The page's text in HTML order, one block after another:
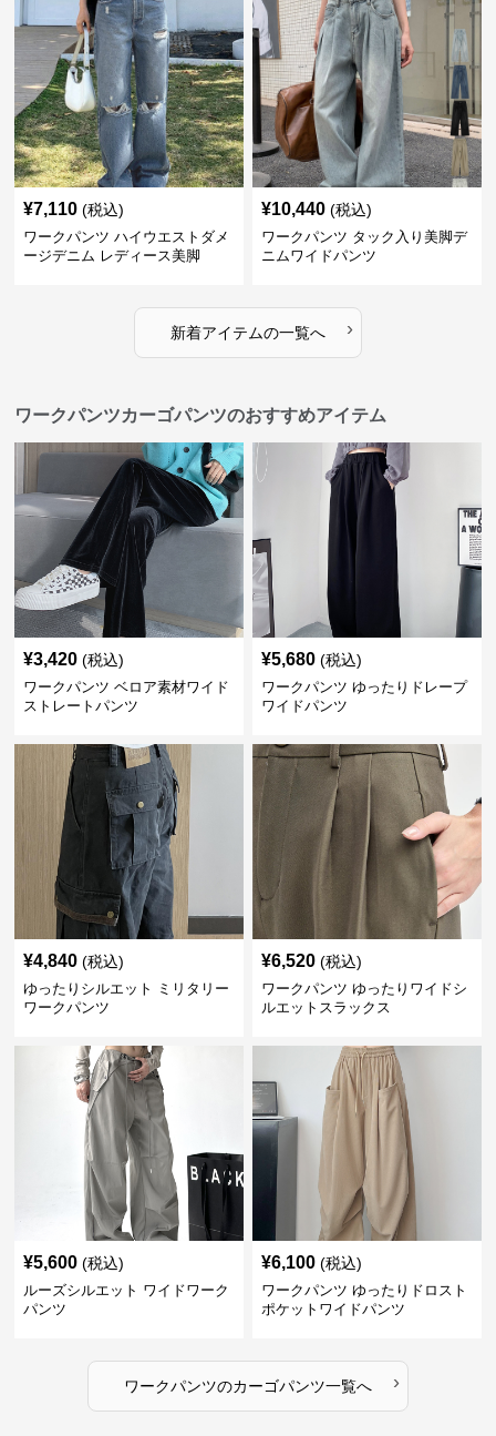
¥7,110 (税込)
ワークパンツ ハイウエストダメ
ージデニム レディース美脚
¥10,440 (税込)
ワークパンツ タック入り美脚デ
ニムワイドパンツ
新着アイテムの一覧へ ›
ワークパンツカーゴパンツのおすすめアイテム
¥3,420 (税込)
ワークパンツ ベロア素材ワイド
ストレートパンツ
¥5,680 (税込)
ワークパンツ ゆったりドレープ
ワイドパンツ
¥4,840 (税込)
ゆったりシルエット ミリタリー
ワークパンツ
¥6,520 (税込)
ワークパンツ ゆったりワイドシ
ルエットスラックス
¥5,600 (税込)
ルーズシルエット ワイドワーク
パンツ
¥6,100 (税込)
ワークパンツ ゆったりドロスト
ポケットワイドパンツ
ワークパンツのカーゴパンツ一覧へ ›